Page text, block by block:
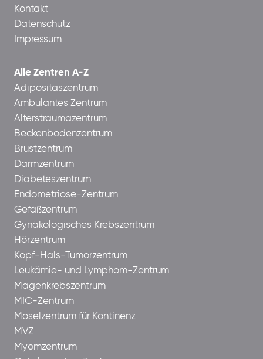
Kontakt
Datenschutz
Impressum
Alle Zentren A-Z
Adipositaszentrum
Ambulantes Zentrum
Alterstraumazentrum
Beckenbodenzentrum
Brustzentrum
Darmzentrum
Diabeteszentrum
Endometriose-Zentrum
Gefäßzentrum
Gynäkologisches Krebszentrum
Hörzentrum
Kopf-Hals-Tumorzentrum
Leukämie- und Lymphom-Zentrum
Magenkrebszentrum
MIC-Zentrum
Moselzentrum für Kontinenz
MVZ
Myomzentrum